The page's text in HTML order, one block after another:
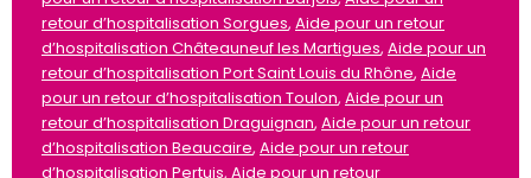
retour d’hospitalisation Sorgues, Aide pour un retour
d’hospitalisation Châteauneuf les Martigues, Aide pour un
retour d’hospitalisation Port Saint Louis du Rhône, Aide
pour un retour d’hospitalisation Toulon, Aide pour un
retour d’hospitalisation Draguignan, Aide pour un retour
d’hospitalisation Beaucaire, Aide pour un retour
d’hospitalisation Pertuis, Aide pour un retour